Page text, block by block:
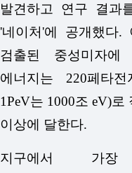
발견하고 연구 결과
'네이처'에 공개했다.
검출된 중성미자
에너지는 220페타
1PeV는 1000조 eV)로
이상에 달한다.
지구에서 가장